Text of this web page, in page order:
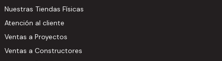
Nuestras Tiendas Físicas
Atención al cliente
Ventas a Proyectos
Ventas a Constructores